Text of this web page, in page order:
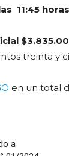
11:45 horas
treinta y
en un total
a